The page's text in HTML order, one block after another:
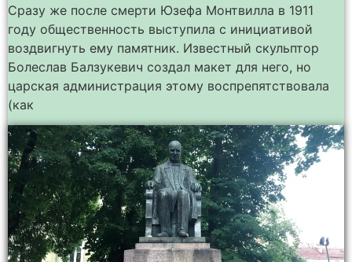
Сразу же после смерти Юзефа Монтвилла в 1911
году общественность выступила с инициативой
воздвигнуть ему памятник. Известный скульптор
Болеслав Балзукевич создал макет для него, но
царская администрация этому воспрепятствовала
(как